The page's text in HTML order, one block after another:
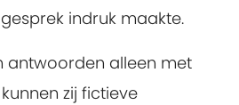
indruk maakte.
antwoorden alleen met
zij fictieve